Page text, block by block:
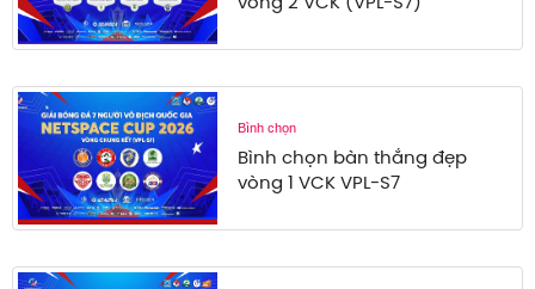
Bình chọn
Bình chọn bàn thắng đẹp
vòng 1 VCK VPL-S7